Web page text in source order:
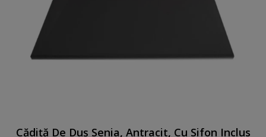
Cădiță De Duș Senia, Antracit, Cu Sifon Inclus